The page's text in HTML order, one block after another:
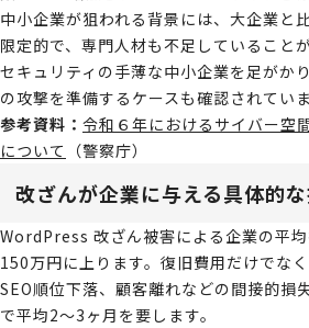
中小企業が狙われる背景には、大企業と
限定的で、専門人材も不足していること
セキュリティの手薄な中小企業を足がか
の攻撃を準備するケースも確認されていま
参考資料： 令和６年におけるサイバー空
について
（警察庁）
改ざんが企業に与える具体的
WordPress 改ざん被害による企業の平
150万円に上ります。復旧費用だけでな
SEO順位下落、顧客離れなどの間接的損
で平均2〜3ヶ月を要します。